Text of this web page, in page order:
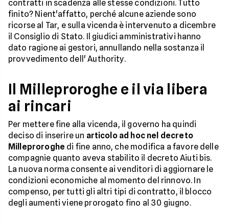
contratti in scadenza alle stesse condizioni. Tutto
finito? Nient'affatto, perché alcune aziende sono
ricorse al Tar, e sulla vicenda è intervenuto a dicembre
il Consiglio di Stato. Il giudici amministrativi hanno
dato ragione ai gestori, annullando nella sostanza il
provvedimento dell' Authority.
Il Milleproroghe e il via libera
ai rincari
Per mettere fine alla vicenda, il governo ha quindi
deciso di inserire un articolo ad hoc nel decreto
Milleproroghe di fine anno, che modifica a favore delle
compagnie quanto aveva stabilito il decreto Aiuti bis.
La nuova norma consente ai venditori di aggiornare le
condizioni economiche al momento del rinnovo. In
compenso, per tutti gli altri tipi di contratto, il blocco
degli aumenti viene prorogato fino al 30 giugno.